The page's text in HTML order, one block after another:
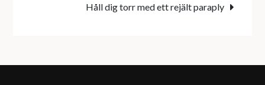
Håll dig torr med ett rejält paraply